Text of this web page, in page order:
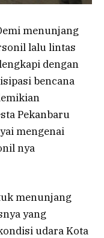
menunjang
lalu lintas
dengan
bencana
Pekanbaru
mengenai
nya
menunjang
yang
udara Kota